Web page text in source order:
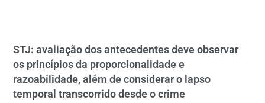
STJ: avaliação dos antecedentes deve observar
os princípios da proporcionalidade e
razoabilidade, além de considerar o lapso
temporal transcorrido desde o crime